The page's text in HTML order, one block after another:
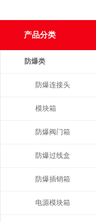
产品分类
防爆类
防爆连接头
模块箱
防爆阀门箱
防爆过线盒
防爆插销箱
电源模块箱